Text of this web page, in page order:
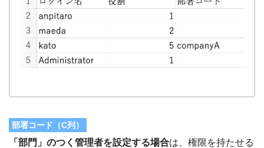
部署コード（C列）
「部門」のつく管理者を設定する場合は、権限を持たせる